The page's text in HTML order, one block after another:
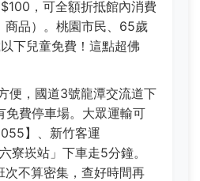
，可全額折抵館內消費
商品）。桃園市民、65歲
下兒童免費！這點超佛
便，國道3號龍潭交流道下
免費停車場。大眾運輸可
】、新竹客運
寮崁站」下車走5分鐘。
次不算密集，查好時間再